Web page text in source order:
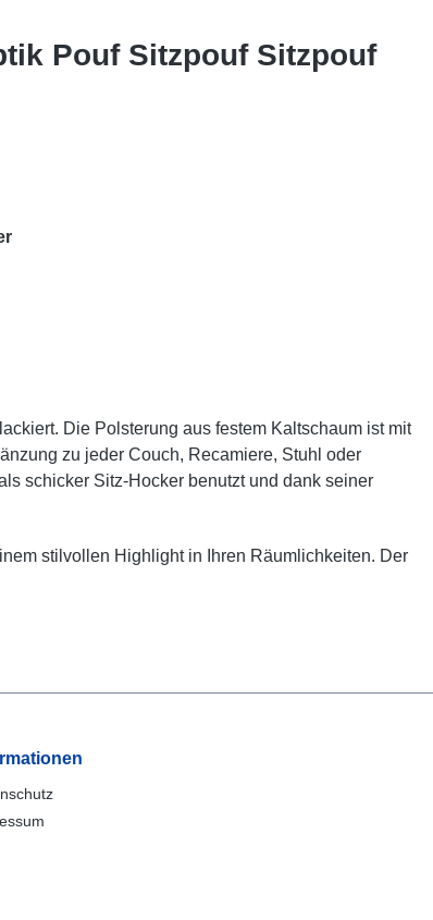
Pouf Sitzpouf Sitzpouf
Die Polsterung aus festem Kaltschaum ist mit
zu jeder Couch, Recamiere, Stuhl oder
schicker Sitz-Hocker benutzt und dank seiner
stilvollen Highlight in Ihren Räumlichkeiten. Der